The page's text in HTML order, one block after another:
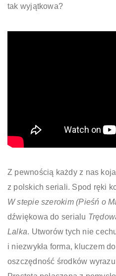
tak wyjątkowa?
Z pewnością każdy z nas
z polskich seriali. Spod ręki
W stepie szerokim (Pieśń o
dźwiękowa do serialu
Lalka. Utworów tych nie
i niezwykła forma, kluczem
oszczędność środków